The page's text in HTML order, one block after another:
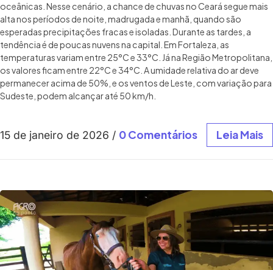
oceânicas. Nesse cenário, a chance de chuvas no Ceará segue mais
alta nos períodos de noite, madrugada e manhã, quando são
esperadas precipitações fracas e isoladas. Durante as tardes, a
tendência é de poucas nuvens na capital. Em Fortaleza, as
temperaturas variam entre 25°C e 33°C. Já na Região Metropolitana,
os valores ficam entre 22°C e 34°C. A umidade relativa do ar deve
permanecer acima de 50%, e os ventos de Leste, com variação para
Sudeste, podem alcançar até 50 km/h.
15 de janeiro de 2026 / 0 Comentários Leia Mais